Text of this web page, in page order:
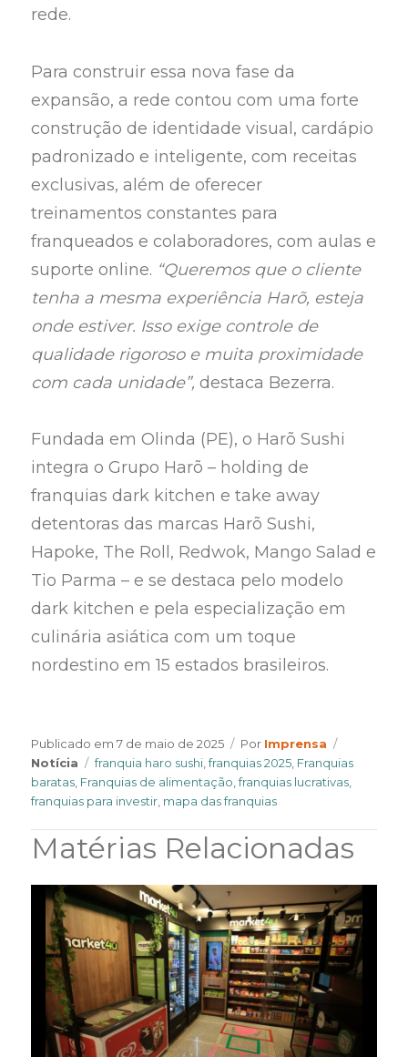
rede.
Para construir essa nova fase da
expansão, a rede contou com uma forte
construção de identidade visual, cardápio
padronizado e inteligente, com receitas
exclusivas, além de oferecer
treinamentos constantes para
franqueados e colaboradores, com aulas e
suporte online. “Queremos que o cliente
tenha a mesma experiência Harõ, esteja
onde estiver. Isso exige controle de
qualidade rigoroso e muita proximidade
com cada unidade”, destaca Bezerra.
Fundada em Olinda (PE), o Harõ Sushi
integra o Grupo Harõ – holding de
franquias dark kitchen e take away
detentoras das marcas Harõ Sushi,
Hapoke, The Roll, Redwok, Mango Salad e
Tio Parma – e se destaca pelo modelo
dark kitchen e pela especialização em
culinária asiática com um toque
nordestino em 15 estados brasileiros.
Publicado em7 de maio de 2025 Por Author
Imprensa
Notícia
Tags
franquia haro sushi ,franquias 2025 Franquias
baratas Franquias de alimentação ,franquias lucrativas
franquias para investir mapa das franquias
Matérias Relacionadas